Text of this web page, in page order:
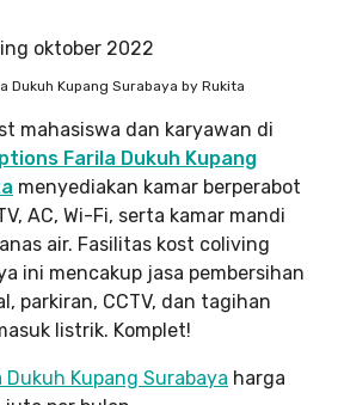
Dukuh Kupang Surabaya by Rukita
mahasiswa dan karyawan di
Farila Dukuh Kupang
menyediakan kamar berperabot
AC, Wi-Fi, serta kamar mandi
air. Fasilitas kost coliving
ini mencakup jasa pembersihan
parkiran, CCTV, dan tagihan
listrik. Komplet!
Dukuh Kupang Surabaya harga